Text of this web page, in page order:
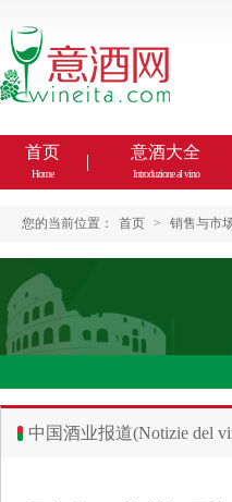
首页
Home
意酒大全
Introduzione al vino
您的当前位置： 首页 > 销售与市
中国酒业报道(Notizie del